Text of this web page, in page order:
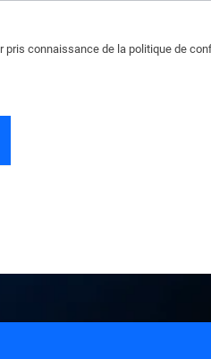
pris connaissance de la politique de